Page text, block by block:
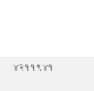
4211941